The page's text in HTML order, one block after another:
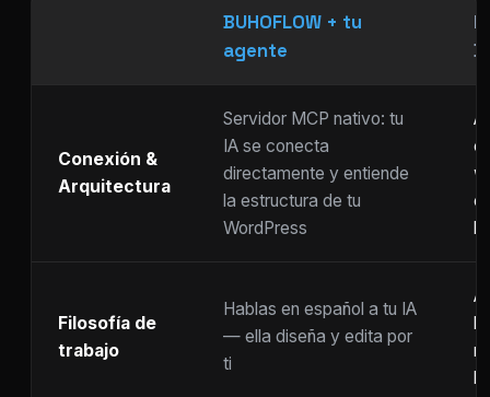
BUHOFLOW + tu
agente
Conexión &
Arquitectura
Servidor MCP nativo: tu
IA se conecta
directamente y entiende
la estructura de tu
WordPress
Filosofía de
trabajo
Hablas en español a tu IA
— ella diseña y edita por
ti